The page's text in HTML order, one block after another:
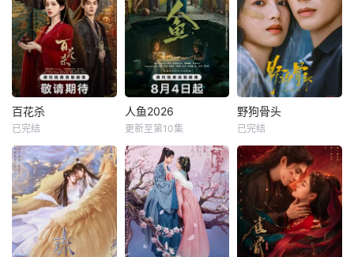
百花杀
已完结
人鱼2026
更新至第10集
野狗骨头
已完结